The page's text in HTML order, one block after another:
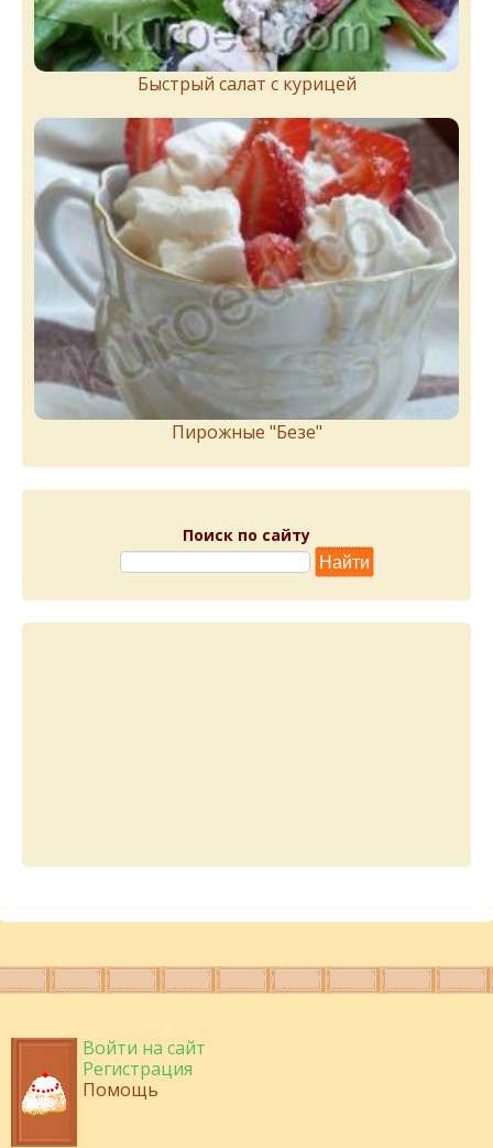
Быстрый салат с курицей
Пирожныe "Бeзe"
Поиск по сайту
Войти на сайт
Регистрация
Помощь